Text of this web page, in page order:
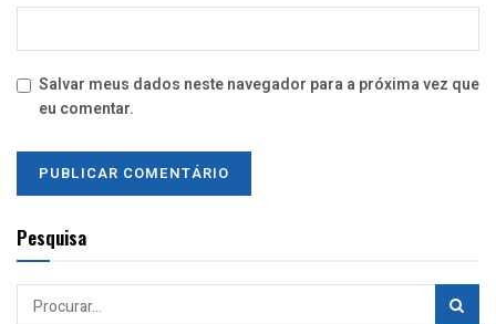
Salvar meus dados neste navegador para a próxima vez que
eu comentar.
Pesquisa